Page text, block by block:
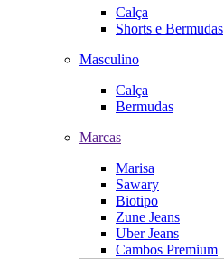
Calça
Shorts e Bermudas
Masculino
Calça
Bermudas
Marcas
Marisa
Sawary
Biotipo
Zune Jeans
Uber Jeans
Cambos Premium